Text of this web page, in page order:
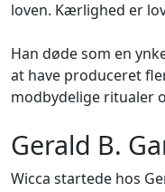
loven. Kærlighed er
Han døde som en
at have produceret
modbydelige ritualer
Gerald B.
Wicca startede hos